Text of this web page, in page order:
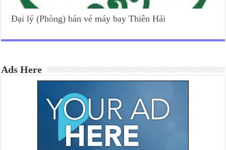
Đại lý (Phòng) bán vé máy bay Thiên Hải
Ads Here